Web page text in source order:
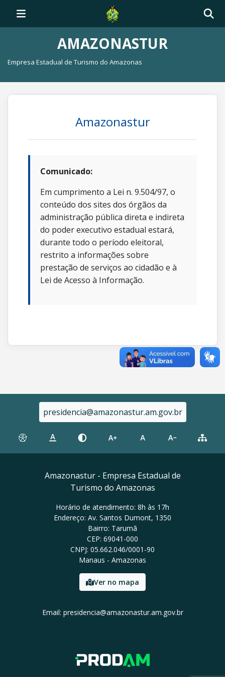
AMAZONASTUR
Empresa Estadual de Turismo do Amazonas
Amazonastur
Comunicado:
Em cumprimento a Lei n. 9.504/97, o
conteúdo dos sites dos órgãos da
administração pública direta e indireta
do poder executivo estadual estará,
durante todo o período eleitoral,
restrito a informações sobre
prestação de serviços ao cidadão e à
Lei de Acesso à Informação.
presidencia@amazonastur.am.gov.br
Amazonastur - Empresa Estadual de
Turismo do Amazonas
Horário de atendimento: 8h às 17h
Endereço: Av. Santos Dumont, 1350
Bairro: Tarumã
CEP: 69041-000
CNPJ: 05.662.046/0001-90
Manaus - Amazonas
Ver no mapa
Email: presidencia@amazonastur.am.gov.br